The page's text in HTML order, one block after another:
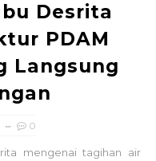
Desrita
PDAM
Langsung
0
mengenai tagihan air